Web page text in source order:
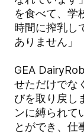
を食べて、学
時間に搾乳し
ありません」
GEA
せただけでな
びを取り戻し
ンに縛られて
とができ、仕